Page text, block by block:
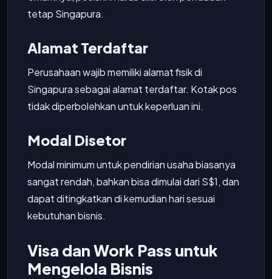
tetap Singapura.
Alamat Terdaftar
Perusahaan wajib memiliki alamat fisik di
Singapura sebagai alamat terdaftar. Kotak pos
tidak diperbolehkan untuk keperluan ini.
Modal Disetor
Modal minimum untuk pendirian usaha biasanya
sangat rendah, bahkan bisa dimulai dari S$1, dan
dapat ditingkatkan di kemudian hari sesuai
kebutuhan bisnis.
Visa dan Work Pass untuk
Mengelola Bisnis